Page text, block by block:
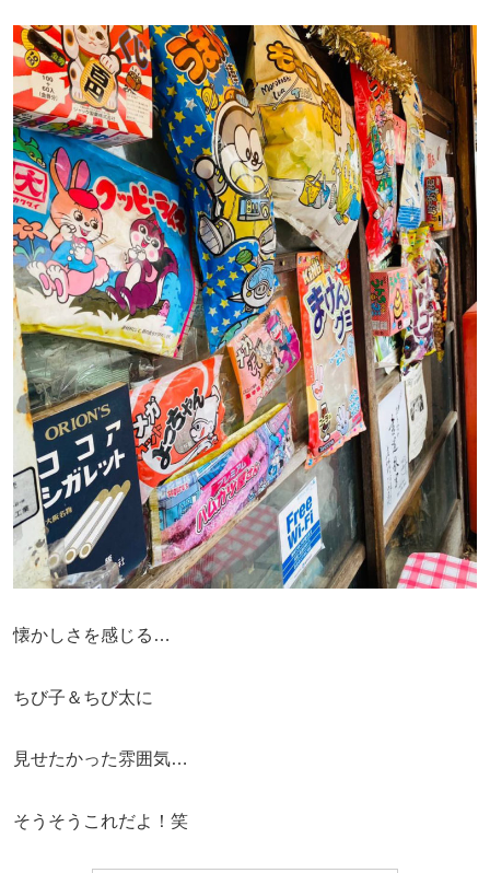
懐かしさを感じる…
ちび子＆ちび太に
見せたかった雰囲気…
そうそうこれだよ！笑